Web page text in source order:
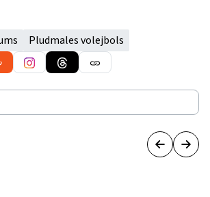
Pludmales volejbols